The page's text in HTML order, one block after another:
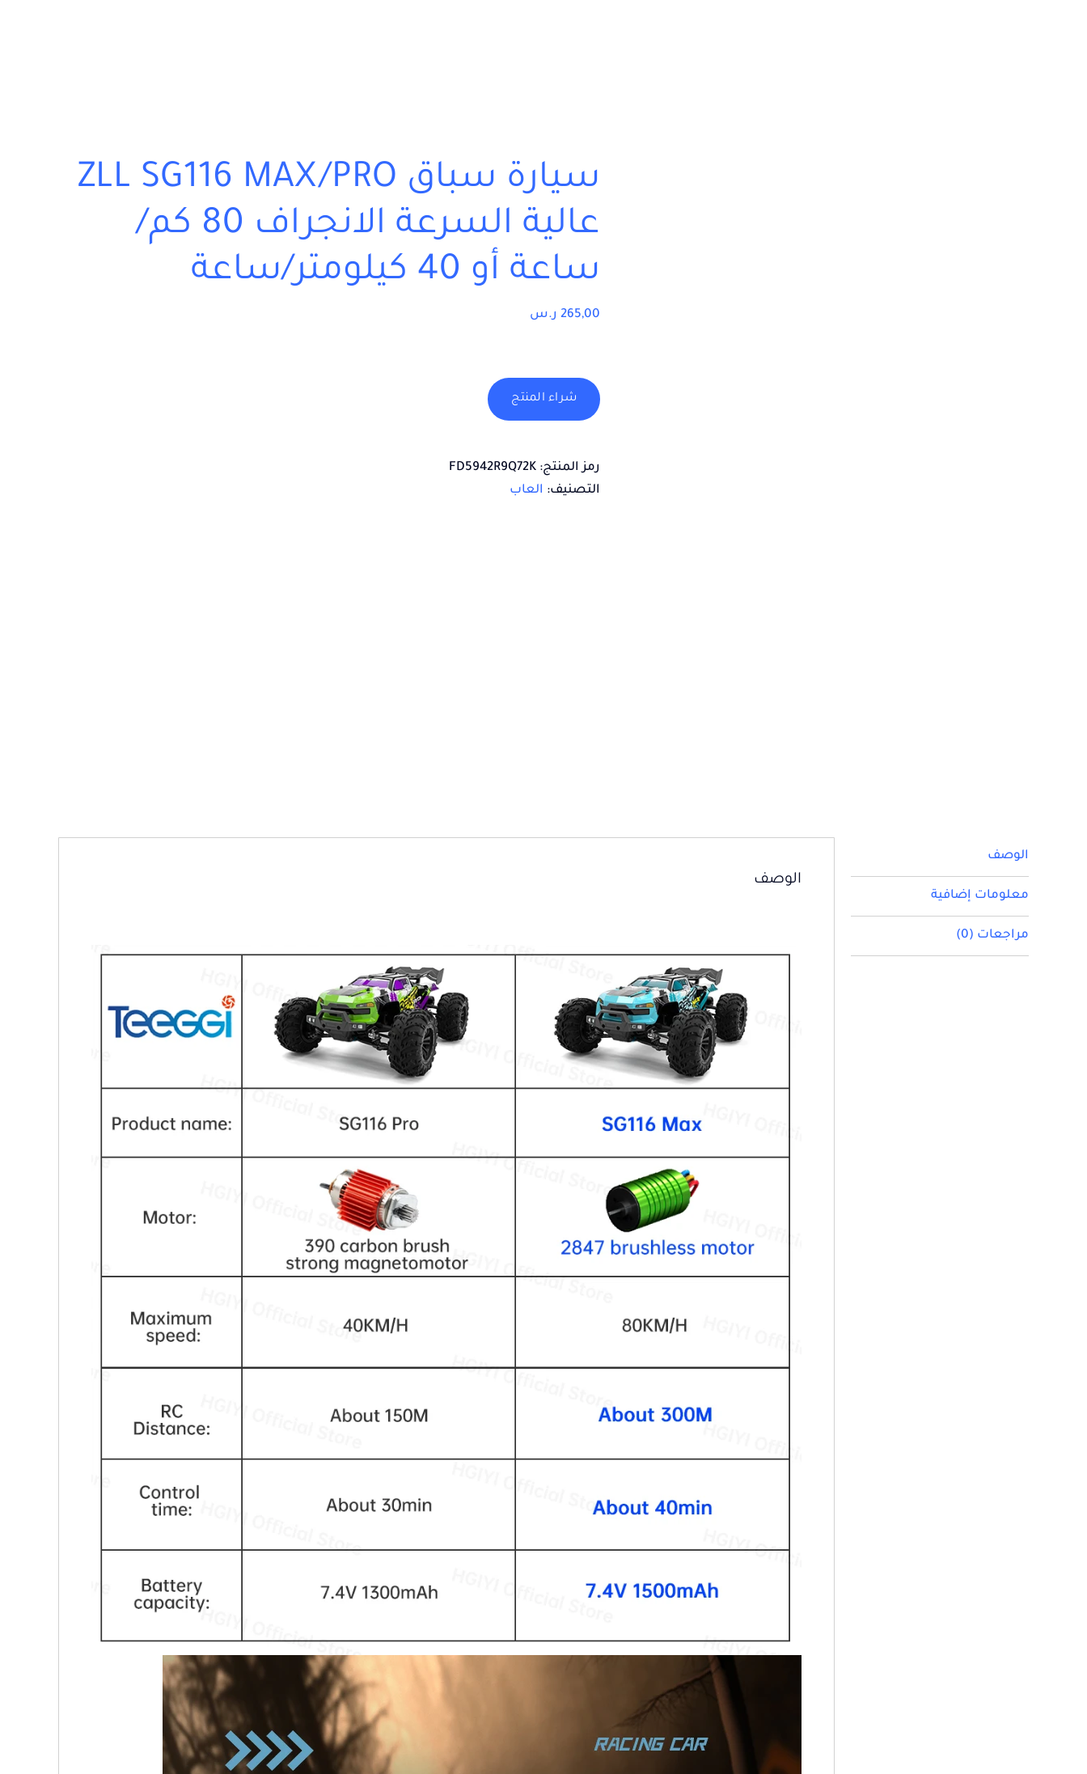
سيارة سباق ZLL SG116 MAX/PRO
عالية السرعة الانجراف 80 كم/
ساعة أو 40 كيلومتر/ساعة
265,00 ر.س
شراء المنتج
رمز المنتج: FD5942R9Q72K
التصنيف: العاب
الوصف
معلومات إضافية
مراجعات (0)
الوصف